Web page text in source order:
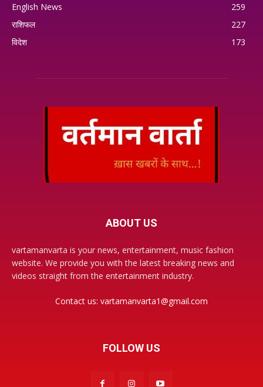
English News
259
राशिफल
227
विदेश
173
ABOUT US
vartamanvarta is your news, entertainment, music fashion
website. We provide you with the latest breaking news and
videos straight from the entertainment industry.
Contact us: vartamanvarta1@gmail.com
FOLLOW US